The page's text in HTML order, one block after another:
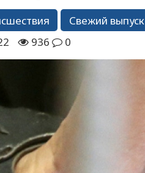
Свежий выпуск
936 0